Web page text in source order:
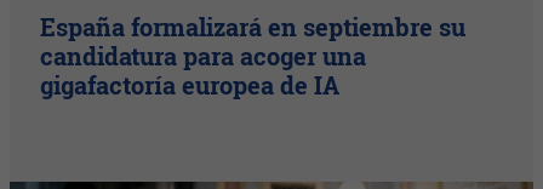
España formalizará en septiembre su
candidatura para acoger una
gigafactoría europea de IA